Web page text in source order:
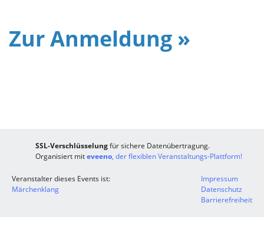
Zur Anmeldung »
SSL-Verschlüsselungfür sichere Datenübertragung.
Organisiert miteveeno, der flexiblen Veranstaltungs-Plattform!
Veranstalter dieses Events ist:
Märchenklang
Impressum
Datenschutz
Barrierefreiheit